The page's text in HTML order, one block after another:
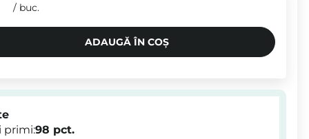
/ buc.
ADAUGĂ ÎN COȘ
primi:98 pct.